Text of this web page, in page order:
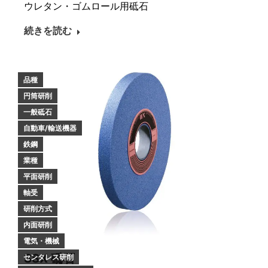
ウレタン・ゴムロール用砥石
続きを読む
品種
円筒研削
一般砥石
自動車/輸送機器
鉄鋼
業種
平面研削
軸受
研削方式
内面研削
電気・機械
センタレス研削
SSX 砥石